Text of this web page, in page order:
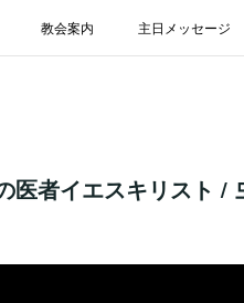
教会案内 主日メッセージ
医者イエスキリスト /